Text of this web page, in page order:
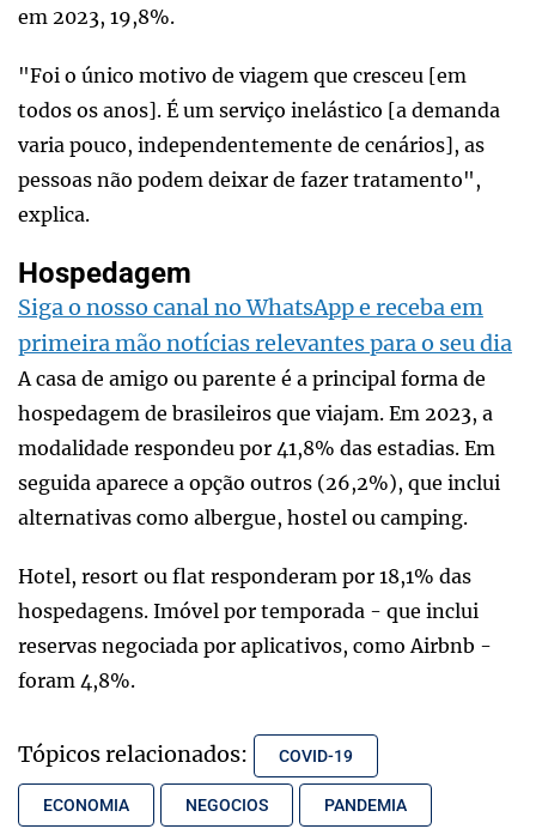
em 2023, 19,8%.
"Foi o único motivo de viagem que cresceu [em
todos os anos]. É um serviço inelástico [a demanda
varia pouco, independentemente de cenários], as
pessoas não podem deixar de fazer tratamento",
explica.
Hospedagem
Siga o nosso canal no WhatsApp e receba em
primeira mão notícias relevantes para o seu dia
A casa de amigo ou parente é a principal forma de
hospedagem de brasileiros que viajam. Em 2023, a
modalidade respondeu por 41,8% das estadias. Em
seguida aparece a opção outros (26,2%), que inclui
alternativas como albergue, hostel ou camping.
Hotel, resort ou flat responderam por 18,1% das
hospedagens. Imóvel por temporada - que inclui
reservas negociada por aplicativos, como Airbnb -
foram 4,8%.
Tópicos relacionados: COVID-19
ECONOMIA NEGOCIOS PANDEMIA